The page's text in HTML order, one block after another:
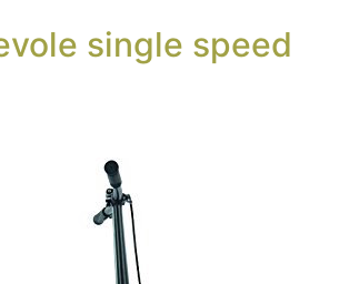
single speed